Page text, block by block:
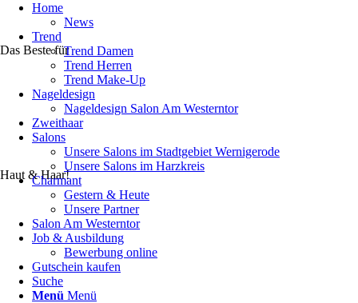
Das Beste für
Haut & Haar!
Home
News
Trend
Trend Damen
Trend Herren
Trend Make-Up
Nageldesign
Nageldesign Salon Am Westerntor
Zweithaar
Salons
Unsere Salons im Stadtgebiet Wernigerode
Unsere Salons im Harzkreis
Charmant
Gestern & Heute
Unsere Partner
Salon Am Westerntor
Job & Ausbildung
Bewerbung online
Gutschein kaufen
Suche
Menü Menü